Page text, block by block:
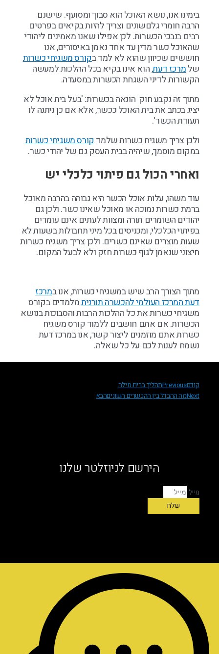
בימינו אנו, נושא האוכל הוא סבוך ומסועף. שישנם
הרבה חומרי גלםשונים וצריך להיות בקיאים בפרטים
רבים בנבכי הכשרות. לכן אפילו שאנו מאמינים ליהודי
שהאוכל כשר מדין עד אחד נאמן באיסורים, אנו
חוששים שכיוון שהוא לא למד בקורס משגיחי כשרות
שלמרכז דעת, הוא אינו בקיא בכל ההלכות למעשה
הקשורות לדיני השגחת הכשרות במסעדה.
מתוך זה נקבע חוק הונאה בכשרות: 'בעל בית אוכל לא
יציג בכתב את בית האוכל ככשר, אלא אם כן ניתנה לו
תעודת הכשר'.
ולכן צריך משגיח כשרות שלמדקורס משגיחי כשרות
במקום מוסמך, שיהיה בבית העסק גם של יהודי כשר.
ואחרי הכול גם פיתוי כלכלי יש
עוד משהו, עלות אוכל הכשר היא גבוהה בהרבה מאוכל
ברמת כשרות נמוכה או מאוכל שאינו כשר. ולכן גם
יהודים השומרים תורה ומצוות לעתים אינם עומדים
בפיתוי הכלכלי, ומכניסים בכל מיני תחבולות בשעות לא
שעות מוצרים שאינם כשרים. ולכן צריך משגיח כשרות
חיצוני שנאמן לגוף כשרות חזק ולא לבעל המקום.
מתוך הצורך הרב שיש במשגיחי כשרות, אנו במרכז
דעת המרכז העולמי להכשרה תורניתמלמדים בקורס
משגיחי כשרות את כל ההלכות הרבות והסבוכות בנושא
הכשרות. אם אתם חושבים ללמוד קורס משגיח
כשרות אתם מוזמנים ליצור קשר, אנו במרכז דעת
נשמח לענות לכם על כל שאלה.
קודםPreviousתהליך ברית מילה
Nextמה ההבדל בין ההכשרים השוניםהבא
הירשם לניוזלטר שלנו
מייל
שלח